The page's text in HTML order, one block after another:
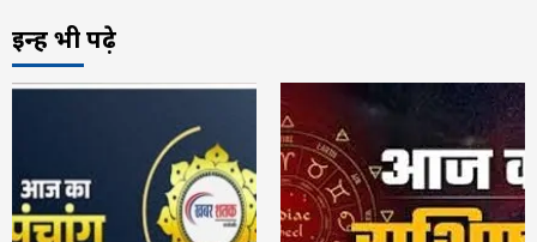
6
7
Feature छत्तीसगढ़ रायपुर लेटेस्ट
मुख्यमंत्री साय ने की जनसंपर्क विभाग के ‘मुस्कुराता
बस्तर’ पहल की सराहना
इन्हें भी पढ़े